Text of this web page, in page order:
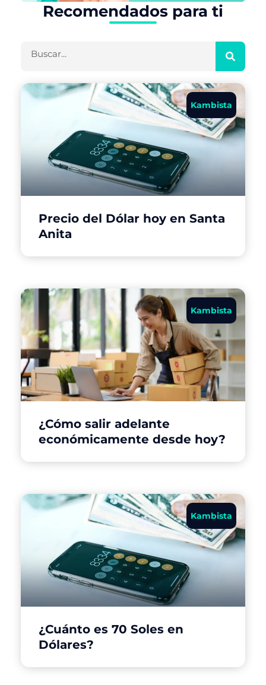
Recomendados para ti
Kambista
Precio del Dólar hoy en Santa
Anita
Kambista
¿Cómo salir adelante
económicamente desde hoy?
Kambista
¿Cuánto es 70 Soles en
Dólares?